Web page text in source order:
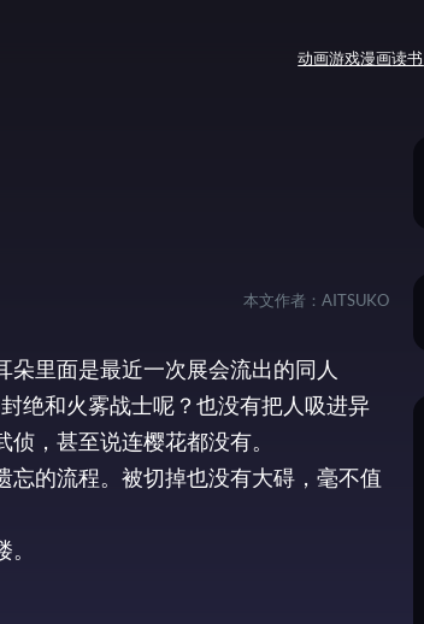
动画游戏漫画读书
本文作者： AITSUKO
里面是最近一次展会流出的同人
绝和火雾战士呢？也没有把人吸进异
，甚至说连樱花都没有。
的流程。被切掉也没有大碍，毫不值